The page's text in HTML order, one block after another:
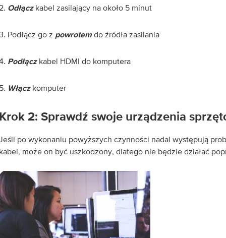
Odłączkabel zasilający na około 5 minut
Podłącz go z powrotem do źródła zasilania
Podłączkabel HDMI do komputera
Włączkomputer
2: Sprawdź swoje urządzenia
po wykonaniu powyższych czynności nadal występują
może on być uszkodzony, dlatego nie będzie działać